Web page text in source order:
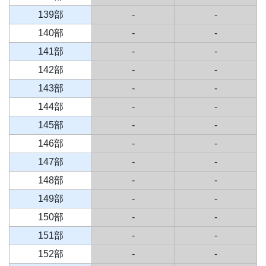
139部
-
-
140部
-
-
141部
-
-
142部
-
-
143部
-
-
144部
-
-
145部
-
-
146部
-
-
147部
-
-
148部
-
-
149部
-
-
150部
-
-
151部
-
-
152部
-
-